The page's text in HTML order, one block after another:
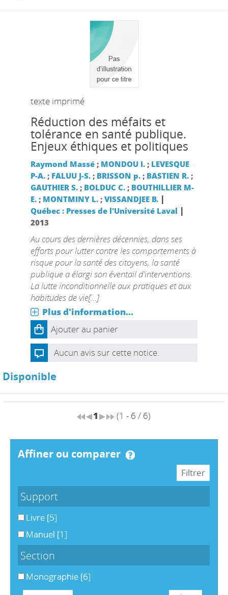
texte imprimé
Réduction des méfaits et
tolérance en santé publique.
Enjeux éthiques et politiques
Raymond Massé; MONDOU I.; LEVESQUE
P-A.; FALUU J-S.; BRISSON p.; BASTIEN R.;
GAUTHIER S.; BOLDUC C.; BOUTHILLIER M-
E.; MONTMINY L.; VISSANDJEE B. |
Québec : Presses de l'Université Laval |
2013
Au cours des dernières décennies, dans ses
efforts pour lutter contre les comportements à
risque pour la santé des citoyens, la santé
publique a élargi son éventail d'interventions.
La lutte inconditionnelle aux pratiques et aux
habitudes de vie[...]
Plus d'information...
Ajouter au panier
Aucun avis sur cette notice.
Disponible
1 (1 - 6 / 6)
affiner ou comparer
Support
Livre [5]
Manuel [1]
Section
Monographie [6]